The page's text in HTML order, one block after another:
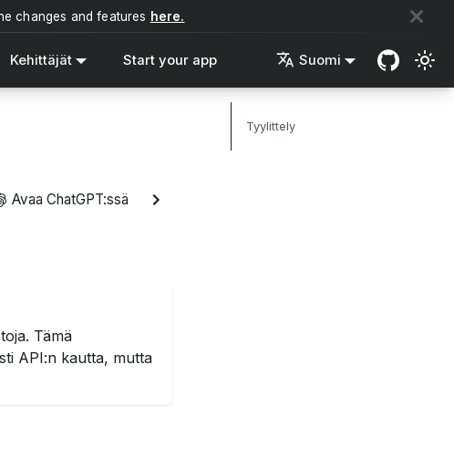
changes and features here.
Kehittäjät Start your app Suomi
Avaa ChatGPT:ssä
Tämä
API:n kautta, mutta
Tyylittely